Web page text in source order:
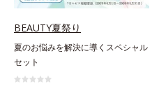
BEAUTY夏祭り
夏のお悩みを解決に導くスペシャル
セット